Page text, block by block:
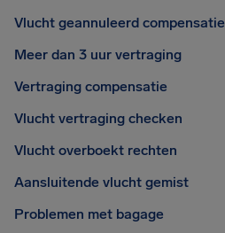
Vlucht geannuleerd compensatie
Meer dan 3 uur vertraging
Vertraging compensatie
Vlucht vertraging checken
Vlucht overboekt rechten
Aansluitende vlucht gemist
Problemen met bagage